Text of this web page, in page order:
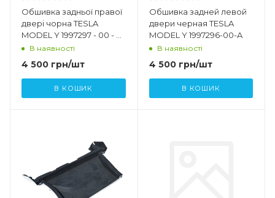
Обшивка задньої правої
двері чорна TESLA
MODEL Y 1997297 - 00 - A
1697297 - 01 - F
В наявності
4 500 грн/шт
В КОШИК
Обшивка задней левой
двери черная TESLA
MODEL Y 1997296-00-A
В наявності
4 500грн/шт
В КОШИК